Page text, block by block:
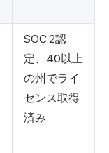
SOC 2認
定、40以上
の州でライ
センス取得
済み